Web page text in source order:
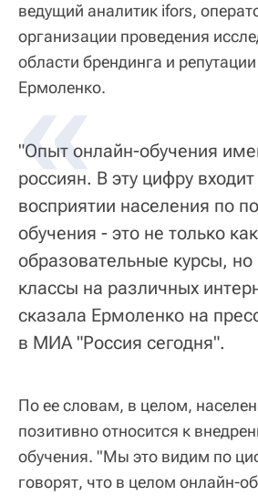
ведущий аналитик ifors,
организации проведения
области брендинга и
Ермоленко.
«
"Опыт онлайн-обучения
россиян. В эту цифру
восприятии населения по
обучения - это не только
образовательные курсы,
классы на различных
сказала Ермоленко на
в МИА "Россия сегодня".
По ее словам, в целом,
позитивно относится к
обучения. "Мы это видим по
говорят, что в целом онлайн-